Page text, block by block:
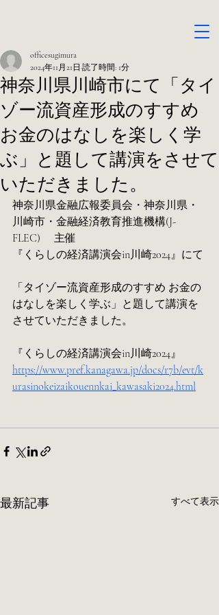
神奈川県川崎市にて「タイ
ゾー流資産形成のすすめ
お金のはなしを楽しく学
ぶ」と題して講演をさせて
いただきました。
officesugimura
2024年11月21日 読了時間: 1分
神奈川県金融広報委員会・神奈川県・
川崎市・金融経済教育推進機構(J-
FLEC) 　主催
『くらしの経済講演会in川崎2024』にて
「タイゾー流資産形成のすすめ お金の
はなしを楽しく学ぶ」と題して講演を
させていただきました。
『くらしの経済講演会in川崎2024』
https://www.pref.kanagawa.jp/docs/r7b/evt/k
urasinokeizaikouennkai_kawasaki2024.html
最新記事 すべて表示